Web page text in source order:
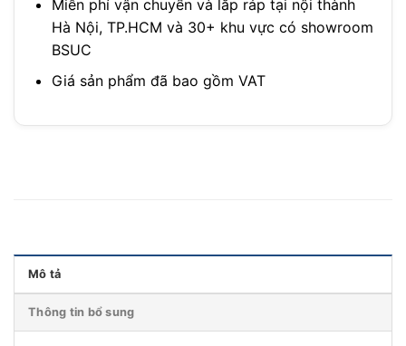
Miễn phí vận chuyển và lắp ráp tại nội thành
Hà Nội, TP.HCM và 30+ khu vực có showroom
BSUC
Giá sản phẩm đã bao gồm VAT
Mô tả
Thông tin bổ sung